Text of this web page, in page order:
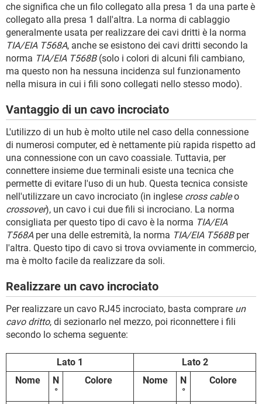
che significa che un filo collegato alla presa 1 da una parte è
collegato alla presa 1 dall'altra. La norma di cablaggio
generalmente usata per realizzare dei cavi dritti è la norma
TIA/EIA T568A, anche se esistono dei cavi dritti secondo la
norma TIA/EIA T568B(solo i colori di alcuni fili cambiano,
ma questo non ha nessuna incidenza sul funzionamento
nella misura in cui i fili sono collegati nello stesso modo).
Vantaggio di un cavo incrociato
L'utilizzo di un hub è molto utile nel caso della connessione
di numerosi computer, ed è nettamente più rapida rispetto ad
una connessione con un cavo coassiale. Tuttavia, per
connettere insieme due terminali esiste una tecnica che
permette di evitare l'uso di un hub. Questa tecnica consiste
nell'utilizzare un cavo incrociato (in inglese cross cableo
crossover), un cavo i cui due fili si incrociano. La norma
consigliata per questo tipo di cavo è la norma TIA/EIA
T568Aper una delle estremità, la norma TIA/EIA T568Bper
l'altra. Questo tipo di cavo si trova ovviamente in commercio,
ma è molto facile da realizzare da soli.
Realizzare un cavo incrociato
Per realizzare un cavo RJ45 incrociato, basta comprare un
cavo dritto, di sezionarlo nel mezzo, poi riconnettere i fili
secondo lo schema seguente:
Lato 1
Lato 2
Nome
N
°
Colore Nome
N
°
Colore